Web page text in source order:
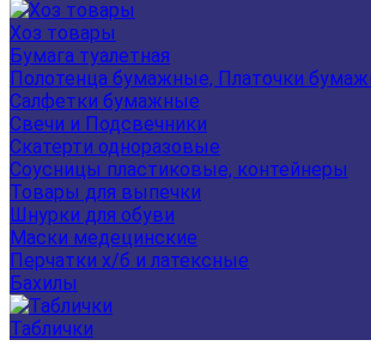
Хоз товары
Бумага туалетная
Полотенца бумажные, Платочки
Салфетки бумажные
Свечи и Подсвечники
Скатерти одноразовые
Соусницы пластиковые, контейнеры
Товары для выпечки
Шнурки для обуви
Маски медецинские
Перчатки х/б и латексные
Бахилы
Таблички